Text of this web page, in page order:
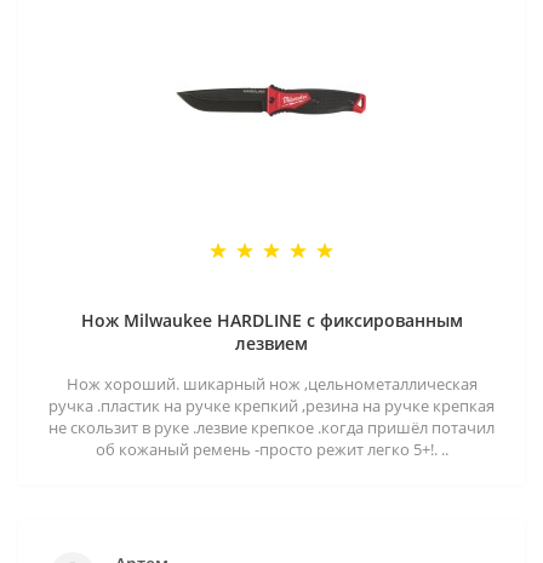
Нож Milwaukee HARDLINE с фиксированным
лезвием
Нож хороший. шикарный нож ,цельнометаллическая
ручка .пластик на ручке крепкий ,резина на ручке крепкая
не скользит в руке .лезвие крепкое .когда пришёл потачил
об кожаный ремень -просто режит легко 5+!. ..